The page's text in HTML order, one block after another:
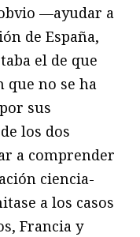
—ayudar a
de España,
el de que
que no se ha
sus
los dos
a comprender
ciencia-
a los casos
Francia y